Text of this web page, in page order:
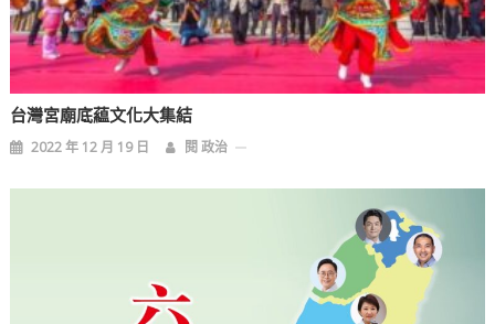
台灣宮廟底藴文化大集結
2022 年 12 月 19 日 閱 政治